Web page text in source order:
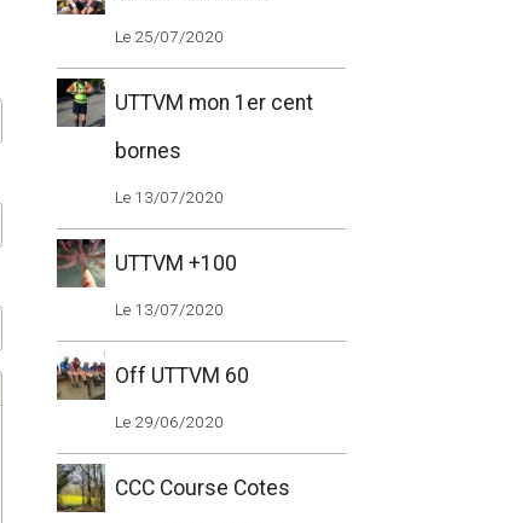
Le 25/07/2020
UTTVM mon 1er cent
bornes
Le 13/07/2020
UTTVM +100
Le 13/07/2020
Off UTTVM 60
Le 29/06/2020
CCC Course Cotes